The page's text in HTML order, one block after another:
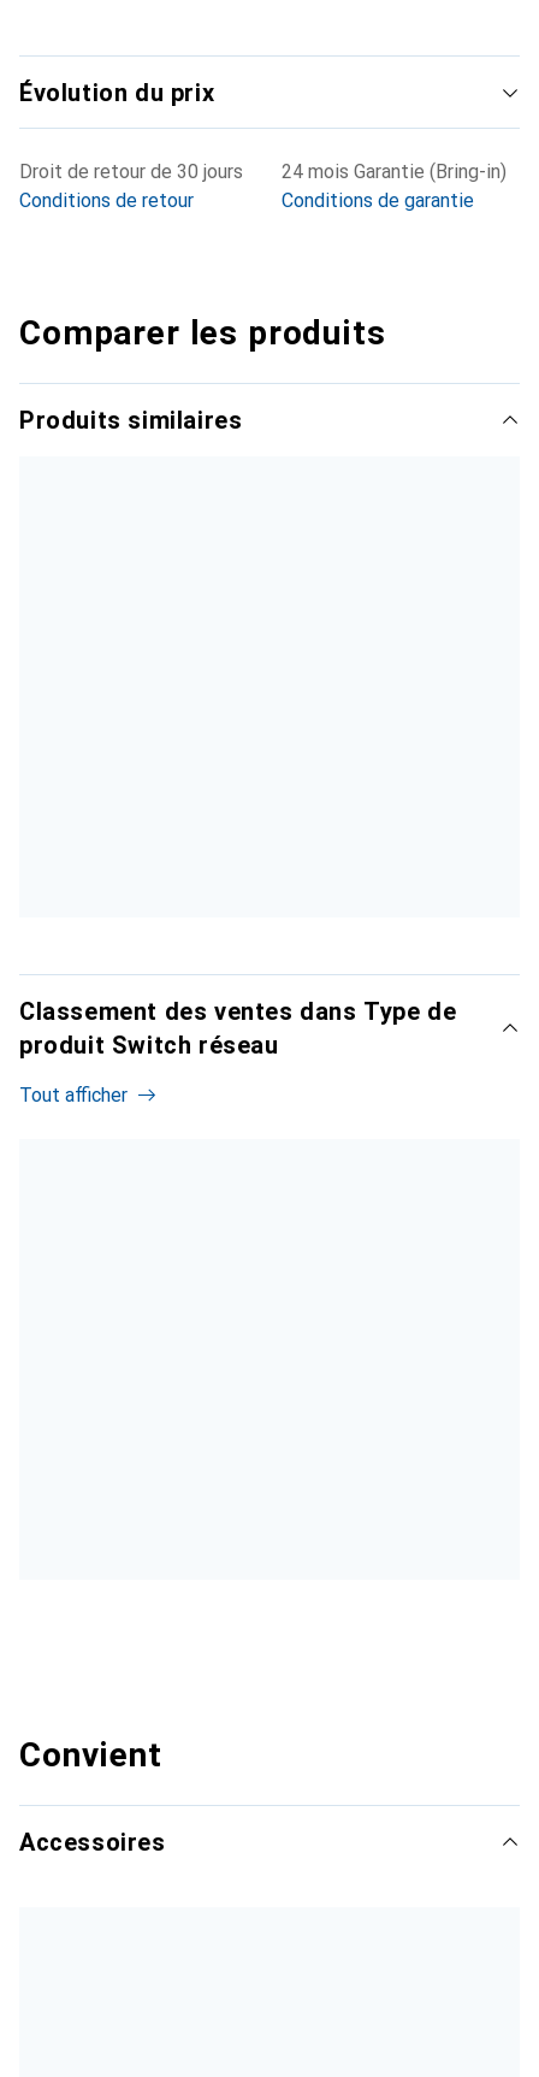
Évolution du prix
Droit de retour de 30 jours
Conditions de retour
24 mois Garantie (Bring-in)
Conditions de garantie
Comparer les produits
Produits similaires
Classement des ventes dans Type de
produit Switch réseau
Tout afficher
Convient
Accessoires